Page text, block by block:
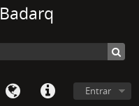
Badarq
Entrar